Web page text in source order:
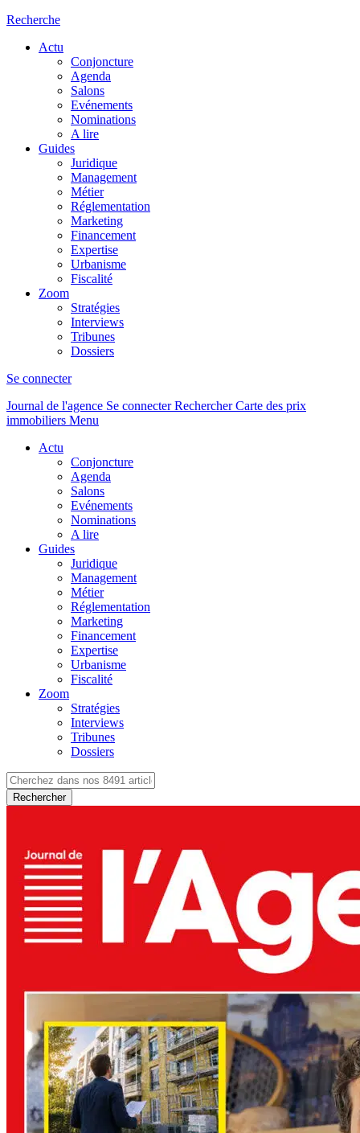
Recherche
Actu
Conjoncture
Agenda
Salons
Evénements
Nominations
A lire
Guides
Juridique
Management
Métier
Réglementation
Marketing
Financement
Expertise
Urbanisme
Fiscalité
Zoom
Stratégies
Interviews
Tribunes
Dossiers
Se connecter
Journal de l'agence Se connecterRechercher Carte des prix
immobiliers Menu
Actu
Conjoncture
Agenda
Salons
Evénements
Nominations
A lire
Guides
Juridique
Management
Métier
Réglementation
Marketing
Financement
Expertise
Urbanisme
Fiscalité
Zoom
Stratégies
Interviews
Tribunes
Dossiers
Rechercher